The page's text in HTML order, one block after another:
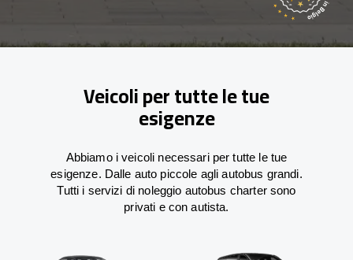
Veicoli per tutte le tue
esigenze
Abbiamo i veicoli necessari per tutte le tue
esigenze. Dalle auto piccole agli autobus grandi.
Tutti i servizi di noleggio autobus charter sono
privati e con autista.